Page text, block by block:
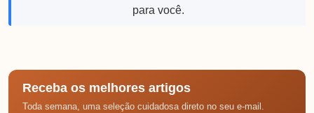
para você.
Receba os melhores artigos
Toda semana, uma seleção cuidadosa direto no seu e-mail.